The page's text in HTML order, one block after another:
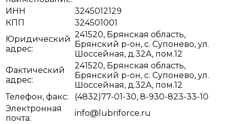
ИНН
3245012129
КПП
324501001
Юридический
адрес:
241520, Брянская область,
Брянский р-он, с. Супонево, ул.
Шоссейная, д.32А, пом.12
Фактический
адрес:
241520, Брянская область,
Брянский р-он, с. Супонево, ул.
Шоссейная, д.32А, пом.12
Телефон, факс:
(4832)77-01-30, 8-930-823-33-10
Электронная
почта:
info@lubriforce.ru